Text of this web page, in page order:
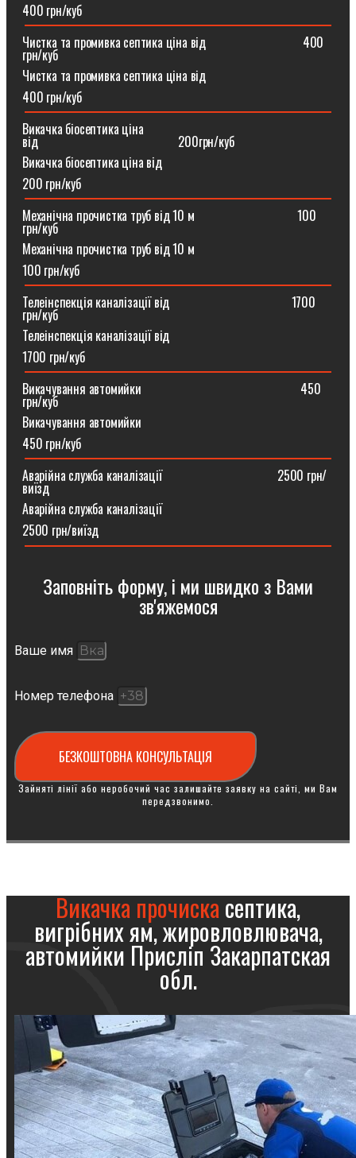
400 грн/куб
Чистка та промивка септика ціна від ⠀⠀⠀⠀⠀⠀⠀⠀⠀⠀400
грн/куб
Чистка та промивка септика ціна від
400 грн/куб
Викачка біосептика ціна
від⠀⠀⠀⠀⠀⠀⠀⠀⠀⠀⠀⠀⠀⠀⠀200грн/куб
Викачка біосептика ціна від
200 грн/куб
Механічна прочистка труб від 10 м⠀⠀⠀⠀⠀⠀⠀⠀⠀⠀⠀100
грн/куб
Механічна прочистка труб від 10 м
100 грн/куб
Телеінспекція каналізації від⠀⠀⠀⠀⠀⠀⠀⠀⠀⠀⠀⠀⠀1700
грн/куб
Телеінспекція каналізації від
1700 грн/куб
Викачування автомийки⠀⠀⠀⠀⠀⠀⠀⠀⠀⠀⠀⠀⠀⠀⠀⠀⠀450
грн/куб
Викачування автомийки
450 грн/куб
Аварійна служба каналізації ⠀⠀⠀⠀⠀⠀⠀⠀⠀⠀⠀⠀2500 грн/
виїзд
Аварійна служба каналізації
2500 грн/виїзд
Заповніть форму, і ми швидко з Вами
зв'яжемося
Ваше имя
Номер телефона
БЕЗКОШТОВНА КОНСУЛЬТАЦІЯ
Зайняті лінії або неробочий час залишайте заявку на сайті, ми Вам
передзвонимо.
Викачка прочискасептика,
вигрібних ям, жировловлювача,
автомийки Присліп Закарпатская
обл.